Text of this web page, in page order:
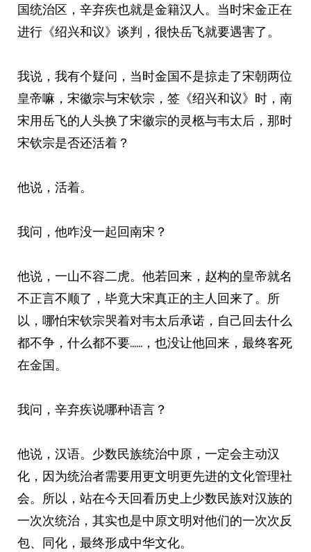
国统治区，辛弃疾也就是金籍汉人。当时宋金正在
进行《绍兴和议》谈判，很快岳飞就要遇害了。
我说，我有个疑问，当时金国不是掠走了宋朝两位
皇帝嘛，宋徽宗与宋钦宗，签《绍兴和议》时，南
宋用岳飞的人头换了宋徽宗的灵柩与韦太后，那时
宋钦宗是否还活着？
他说，活着。
我问，他咋没一起回南宋？
他说，一山不容二虎。他若回来，赵构的皇帝就名
不正言不顺了，毕竟大宋真正的主人回来了。所
以，哪怕宋钦宗哭着对韦太后承诺，自己回去什么
都不争，什么都不要……，也没让他回来，最终客死
在金国。
我问，辛弃疾说哪种语言？
他说，汉语。少数民族统治中原，一定会主动汉
化，因为统治者需要用更文明更先进的文化管理社
会。所以，站在今天回看历史上少数民族对汉族的
一次次统治，其实也是中原文明对他们的一次次反
包、同化，最终形成中华文化。